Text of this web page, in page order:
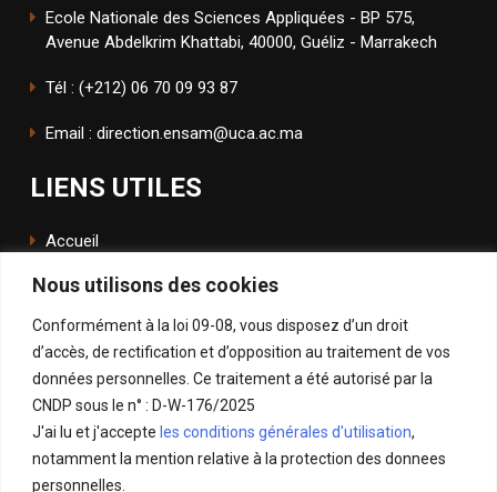
Nous utilisons des cookies
Conformément à la loi 09-08, vous disposez d’un droit
d’accès, de rectification et d’opposition au traitement de vos
données personnelles. Ce traitement a été autorisé par la
CNDP sous le n° : D-W-176/2025
J'ai lu et j'accepte les conditions générales d'utilisation,
notamment la mention relative à la protection des donnees
personnelles.
Ecole Nationale des Sciences Appliquées - BP 575,
Avenue Abdelkrim Khattabi, 40000, Guéliz - Marrakech
Tél : (+212) 06 70 09 93 87
Email : direction.ensam@uca.ac.ma
LIENS UTILES
Accueil
L'école
ENSApp
SUIVEZ NOUS
Facebook
Instagram